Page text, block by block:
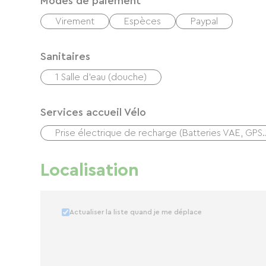
Virement Espèces Paypal
Sanitaires
1 Salle d'eau (douche)
Services accueil Vélo
Prise électrique de recharge (Batteries VAE,
Localisation
Actualiser la liste quand je me déplace